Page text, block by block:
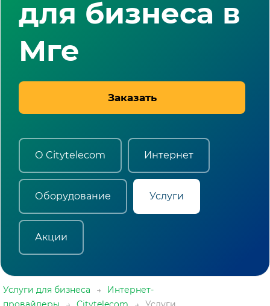
для бизнеса в
Мге
Заказать
О Citytelecom Интернет
Оборудование Услуги
Акции
Услуги для бизнеса →
Интернет-